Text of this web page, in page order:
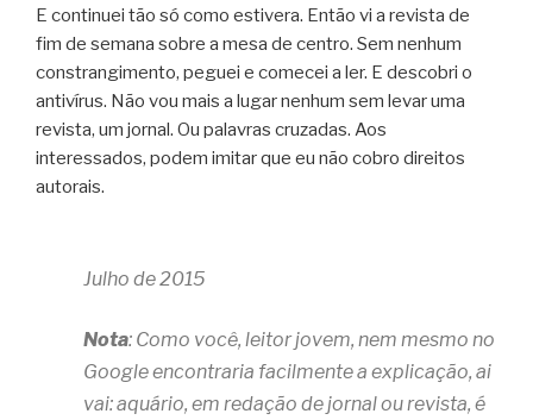
E continuei tão só como estivera. Então vi a revista de
fim de semana sobre a mesa de centro. Sem nenhum
constrangimento, peguei e comecei a ler. E descobri o
antivírus. Não vou mais a lugar nenhum sem levar uma
revista, um jornal. Ou palavras cruzadas. Aos
interessados, podem imitar que eu não cobro direitos
autorais.
Julho de 2015
Nota: Como você, leitor jovem, nem mesmo no
Google encontraria facilmente a explicação, ai
vai: aquário, em redação de jornal ou revista, é